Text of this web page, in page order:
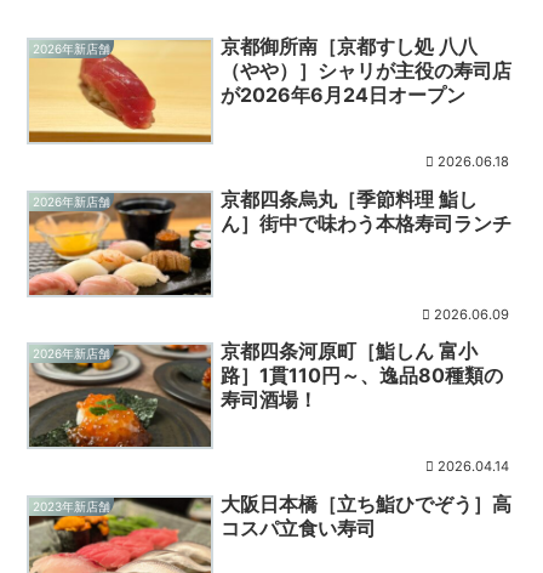
2026年新店舗
京都御所南［京都すし処 八八
（やや）］シャリが主役の寿司店
が2026年6月24日オープン
2026.06.18
2026年新店舗
京都四条烏丸［季節料理 鮨し
ん］街中で味わう本格寿司ランチ
2026.06.09
2026年新店舗
京都四条河原町［鮨しん 富小
路］1貫110円～、逸品80種類の
寿司酒場！
2026.04.14
2023年新店舗
大阪日本橋［立ち鮨ひでぞう］高
コスパ立食い寿司